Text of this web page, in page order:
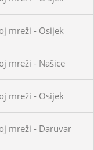
mreži - Osijek
mreži - Našice
mreži - Osijek
mreži - Daruvar